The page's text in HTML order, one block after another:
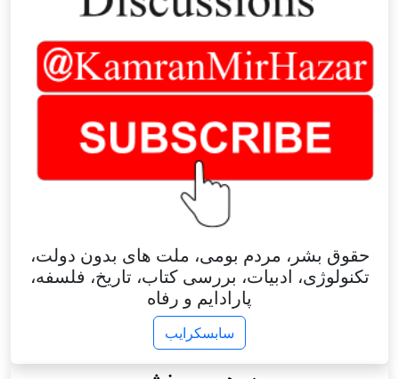
حقوق بشر، مردم بومی، ملت های بدون دولت،
تکنولوژی، ادبیات، بررسی کتاب، تاریخ، فلسفه،
پارادایم و رفاه
سابسکرایب